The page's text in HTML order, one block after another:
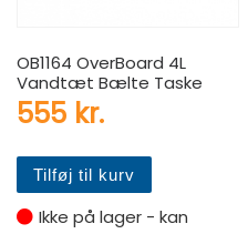
OB1164 OverBoard 4L
Vandtæt Bælte Taske
555 kr.
Tilføj til kurv
Ikke på lager - kan